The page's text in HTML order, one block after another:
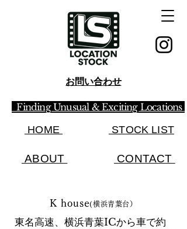
お問い合わせ
Finding Unusual & Exciting Locations
HOME
ABOUT
STOCK LIST​
CONTACT
K house(横浜青葉台）
東名高速、横浜青葉ICから車で約